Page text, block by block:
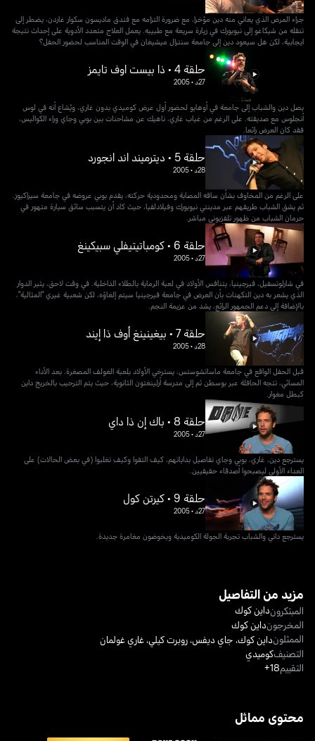
جراء المرض الذي يعاني منه دين مؤخرا، مع ضرورة التزامه مع فندق ماديسون سكوار غاردن، يضطر إلى
تنقله من شيكاغو إلى نيويورك في زيارة سريعة مع طبيبه. يعمل العلاج متعدد الأدوية على إحداث نتيجة
ايجابية، لكن هل سيعود دين إلى جامعة سنترال ميشيغان في الوقت المناسب لحضور الحفل؟
حلقة 4 • ذا بيست اوف تايمز
27د •
2005
يصل دين والشباب إلى جامعة في أوهايو لحضور أول عرض كوميدي بدون غاري، ويُشاع أنه في لوس
أنجلوس مع صديقته. على الرغم من غياب غاري، ناهيك عن مشاحنات بين بوبي وجاي وراء الكواليس،
فقد كان العرض رائعا.
حلقة 5 • ديترميند اند انجورد
28د •
2005
على الرغم من المخاوف بشأن ساقه المصابة ومحدودية حركته، يقدم بوبي عروضه في جامعة سيراكيوز.
ثم يشق الشباب طريقهم عبر مدينتي نيويورك وفيلادلفيا، حيث كاد أن يتسبب سائق سيارة متهور في
حرمان الشباب من ظهور تلفزيوني مباشر.
حلقة 6 • كومباتيتيفلي سبيكينغ
27د •
2005
في شارلوتسفيل، فيرجينيا، يتنافس الأولاد في لعبة الرماية بالطلاء الداخلية. في وقت لاحق، يثير الدوار
الذي يشعر به دين التكهنات بأن العرض في جامعة فيرجينيا سيتم إلغاؤه، لكن شعبية غيري "المثالية"،
بالإضافة إلى دعم الجمهور الرائع، يشد من عزيمة النجم.
حلقة 7 • بيغينينغ أوف ذا إيند
28د •
2005
قبل الحفل الواقع في جامعة ماساتشوستس، يسترخي الأولاد بلعبة الغولف المصغرة. بعد الأداء
المسائي، تتجه الحافلة عبر بوسطن ثم إلى مدرسة أرلينغتون الثانوية، حيث يتم الترحيب بالخريج داين
كبطل مغوار.
حلقة 8 • باك إن ذا داي
27د •
2005
يسترجع دين، غاري، بوبي وجاي تفاصيل بداياتهم، كيف التقوا وكيف تغلبوا (في بعض الحالات) على
العداء الأولي ليصبحوا أصدقاء حقيقيين.
حلقة 9 • كيرتن كول
27د •
2005
يسترجع داني والشباب تجربة الجولة الكوميدية ويخوضون مغامرة جديدة.
مزيد من التفاصيل
المبتكرونداين كوك
المخرجونداين كوك
الممثلونداين كوك، جاي ديفس،روبرت كيلي،غاري غولمان
التصنيفكوميدي
التقييم18+
محتوى مماثل